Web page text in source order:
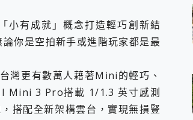
像旗艦手機! 加碼小旗艦 Xiaomi 14 開箱 評
音質明亮溫潤，並支援雙設備連接~
Claw A1M-026TW 電競掌機
學鏡頭、攝影棚級柔光環、拍攝功能最好
架 O-ONE MAG 最會吸的行動電源 開箱 評
Ultra 光學長焦隨手拍，紀錄生活就是這
，登錄在送飛利浦氣炸鍋
螢幕的耳機會是智商稅嗎?
有成就」概念打造輕巧創新結
你是空拍新手或進階玩家都是最
灣更有數萬人藉著Mini的輕巧、
Mini 3 Pro搭載 1/1.3 英寸感測
搭配全新架構雲台，實現無損豎